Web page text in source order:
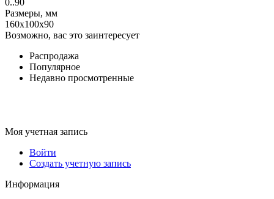
0..90
Размеры, мм
160x100x90
Возможно, вас это заинтересует
Распродажа
Популярное
Недавно просмотренные
Моя учетная запись
Войти
Создать учетную запись
Информация